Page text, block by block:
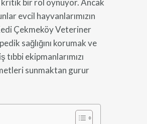
kritik bir rol oynuyor. Ancak
evcil hayvanlarımızın
Çekmeköy Veteriner
sağlığını korumak ve
ekipmanlarımızı
sunmaktan gurur